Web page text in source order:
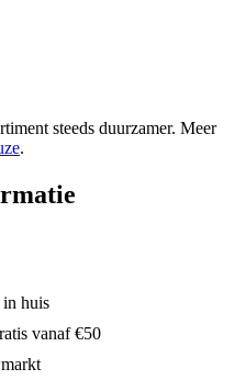
steeds duurzamer. Meer
.
in huis
vanaf €50